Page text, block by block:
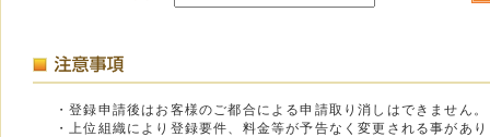
・登録申請後はお客様のご都合による申請取り消しはできません。
・上位組織により登録要件、料金等が予告なく変更される事があ